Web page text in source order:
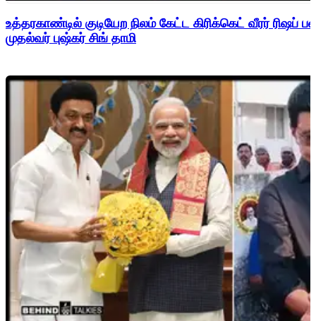
உத்தரகாண்டில் குடியேற நிலம் கேட்ட கிரிக்கெட் வீரர்
முதல்வர் புஷ்கர் சிங் தாமி